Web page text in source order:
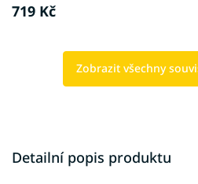
719 Kč
Zobrazit všechny
Detailní popis produktu